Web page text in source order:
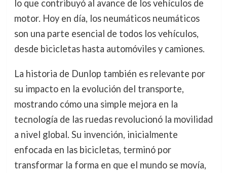
lo que contribuyó al avance de los vehículos de
motor. Hoy en día, los neumáticos neumáticos
son una parte esencial de todos los vehículos,
desde bicicletas hasta automóviles y camiones.
La historia de Dunlop también es relevante por
su impacto en la evolución del transporte,
mostrando cómo una simple mejora en la
tecnología de las ruedas revolucionó la movilidad
a nivel global. Su invención, inicialmente
enfocada en las bicicletas, terminó por
transformar la forma en que el mundo se movía,